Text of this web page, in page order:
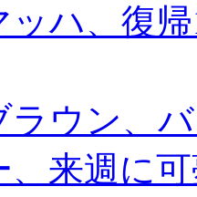
ッハ、復
ラウン、
、来週に